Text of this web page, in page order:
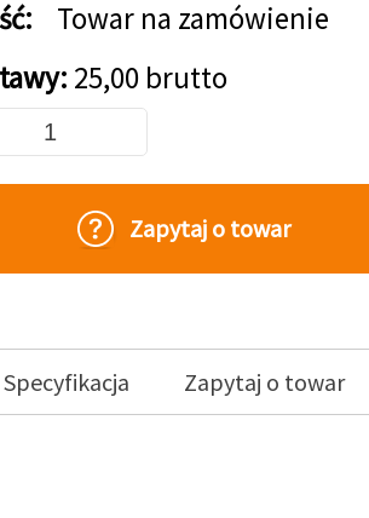
Towar na zamówienie
25,00 brutto
Zapytaj o towar
Specyfikacja Zapytaj o towar